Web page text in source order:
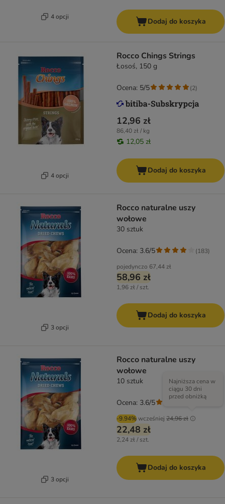
4 opcji
Dodaj do koszyka
4 opcji
Rocco Chings Strings
Łosoś, 150 g
12,96 zł
86,40 zł / kg
12,05 zł
Ocena: 5/5 (2)
Dodaj do koszyka
3 opcji
Rocco naturalne uszy
wołowe
30 sztuk
pojedynczo 67,44 zł
58,96 zł
1,96 zł / szt.
Ocena: 3.6/5 (183)
Dodaj do koszyka
3 opcji
Rocco naturalne uszy
wołowe
10 sztuk
-9.94%wcześniej 24,96 zł
Najniższa cena w
ciągu 30 dni
przed obniżką
22,48 zł
2,24 zł / szt.
Ocena: 3.6/5
Dodaj do koszyka